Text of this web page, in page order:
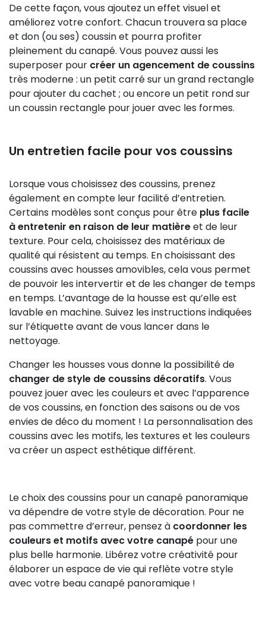
De cette façon, vous ajoutez un effet visuel et
améliorez votre confort. Chacun trouvera sa place
et don (ou ses) coussin et pourra profiter
pleinement du canapé. Vous pouvez aussi les
superposer pour créer un agencement de coussins
très moderne : un petit carré sur un grand rectangle
pour ajouter du cachet ; ou encore un petit rond sur
un coussin rectangle pour jouer avec les formes.
Un entretien facile pour vos coussins
Lorsque vous choisissez des coussins, prenez
également en compte leur facilité d’entretien.
Certains modèles sont conçus pour être plus facile
à entretenir en raison de leur matièreet de leur
texture. Pour cela, choisissez des matériaux de
qualité qui résistent au temps. En choisissant des
coussins avec housses amovibles, cela vous permet
de pouvoir les intervertir et de les changer de temps
en temps. L’avantage de la housse est qu’elle est
lavable en machine. Suivez les instructions indiquées
sur l’étiquette avant de vous lancer dans le
nettoyage.
Changer les housses vous donne la possibilité de
changer de style de coussins décoratifs. Vous
pouvez jouer avec les couleurs et avec l’apparence
de vos coussins, en fonction des saisons ou de vos
envies de déco du moment ! La personnalisation des
coussins avec les motifs, les textures et les couleurs
va créer un aspect esthétique différent.
Le choix des coussins pour un canapé panoramique
va dépendre de votre style de décoration. Pour ne
pas commettre d’erreur, pensez à coordonner les
couleurs et motifs avec votre canapé pour une
plus belle harmonie. Libérez votre créativité pour
élaborer un espace de vie qui reflète votre style
avec votre beau canapé panoramique !